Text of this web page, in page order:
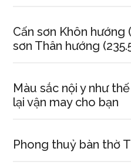
Cấn sơn Khôn hướng
sơn Thân hướng
Màu sắc nội y như
lại vận may cho bạn
Phong thuỷ bàn thờ